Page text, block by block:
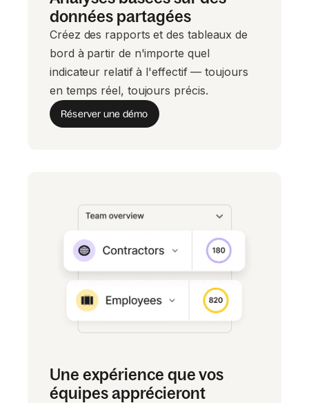
données partagées
Créez des rapports et des tableaux de
bord à partir de n'importe quel
indicateur relatif à l'effectif — toujours
en temps réel, toujours précis.
Réserver une démo
Une expérience que vos
équipes apprécieront